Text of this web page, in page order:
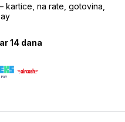
– kartice, na rate, gotovina,
14 dana